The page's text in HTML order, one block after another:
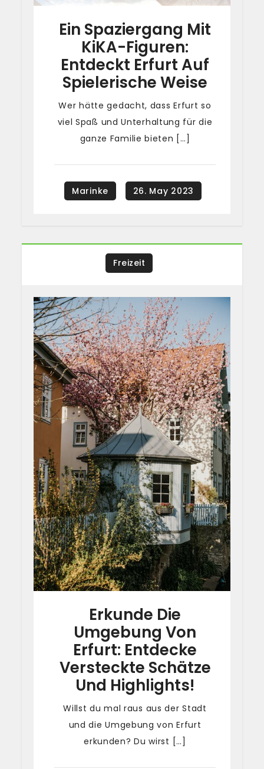
Ein Spaziergang Mit
KiKA-Figuren:
Entdeckt Erfurt Auf
Spielerische Weise
Wer hätte gedacht, dass Erfurt so
viel Spaß und Unterhaltung für die
ganze Familie bieten […]
Freizeit
Erkunde Die
Umgebung Von
Erfurt: Entdecke
Versteckte Schätze
Und Highlights!
Willst du mal raus aus der Stadt
und die Umgebung von Erfurt
erkunden? Du wirst […]